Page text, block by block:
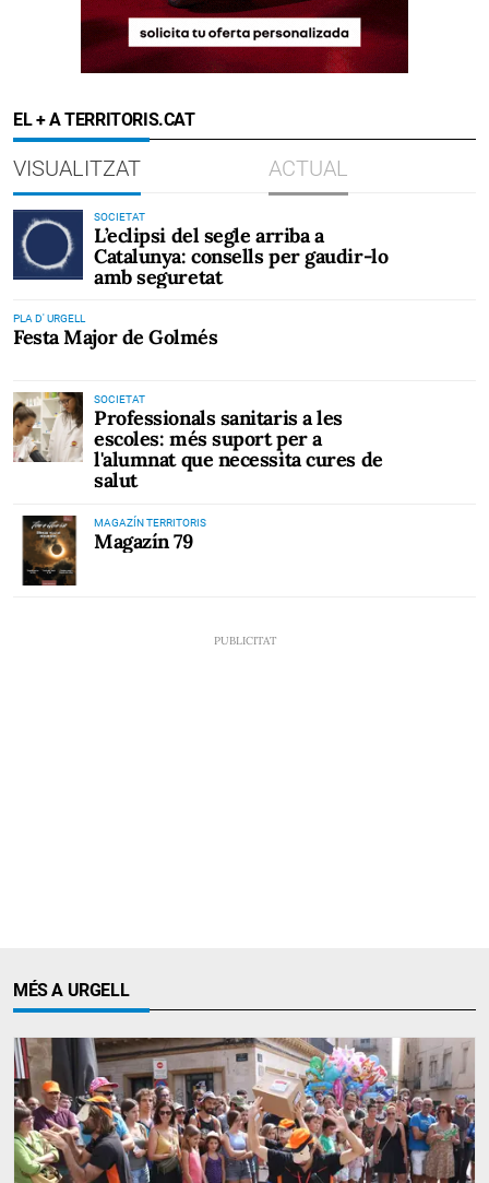
EL + A TERRITORIS.CAT
VISUALITZAT ACTUAL
SOCIETAT
L’eclipsi del segle arriba a
Catalunya: consells per gaudir-lo
amb seguretat
PLA D' URGELL
Festa Major de Golmés
SOCIETAT
Professionals sanitaris a les
escoles: més suport per a
l'alumnat que necessita cures de
salut
MAGAZÍN TERRITORIS
Magazín 79
MÉS A URGELL